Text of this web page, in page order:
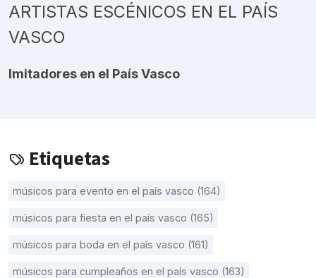
ARTISTAS ESCÉNICOS EN EL PAÍS
VASCO
Imitadores en el País Vasco
Etiquetas
músicos para evento en el país vasco (164)
músicos para fiesta en el país vasco (165)
músicos para boda en el país vasco (161)
músicos para cumpleaños en el país vasco (163)